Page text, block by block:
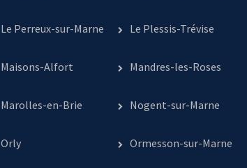
Le Perreux-sur-Marne Le Plessis-Trévise
Maisons-Alfort Mandres-les-Roses
Marolles-en-Brie Nogent-sur-Marne
Orly Ormesson-sur-Marne